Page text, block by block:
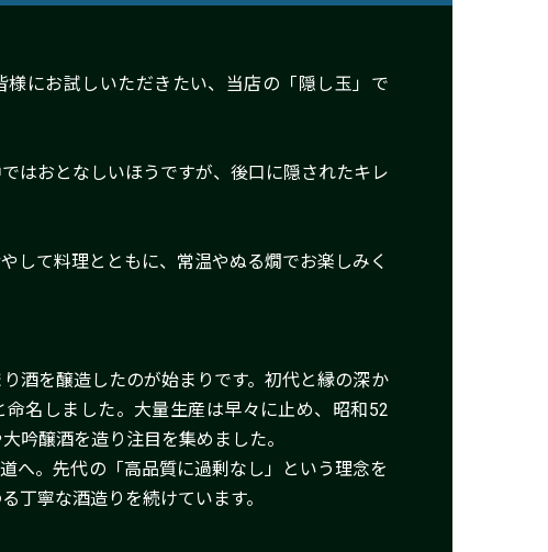
にお試しいただきたい、当店の「隠し玉」で
はおとなしいほうですが、後口に隠されたキレ
して料理とともに、常温やぬる燗でお楽しみく
酒を醸造したのが始まりです。初代と縁の深か
名しました。大量生産は早々に止め、昭和52
吟醸酒を造り注目を集めました。
へ。先代の「高品質に過剰なし」という理念を
丁寧な酒造りを続けています。